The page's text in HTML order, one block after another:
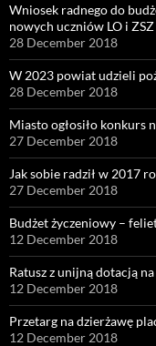
Wniosek radnego do
nowych uczniów LO i
28 December 2018
W 2023 powiat udzieli
28 December 2018
Miasto ogłosiło konkurs
27 December 2018
Jak sobie radził w 2017
27 December 2018
Budżet życzeniowy –
12 December 2018
Ratusz z unijną dotacją
12 December 2018
Przetarg na dzierżawę
12 December 2018